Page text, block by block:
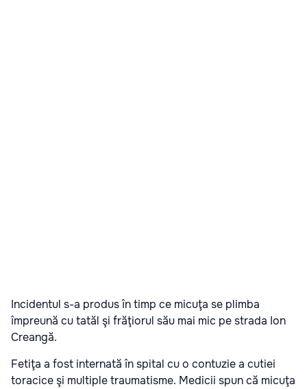
Incidentul s-a produs în timp ce micuţa se plimba
împreună cu tatăl şi frăţiorul său mai mic pe strada Ion
Creangă.
Fetiţa a fost internată în spital cu o contuzie a cutiei
toracice şi multiple traumatisme. Medicii spun că micuţa